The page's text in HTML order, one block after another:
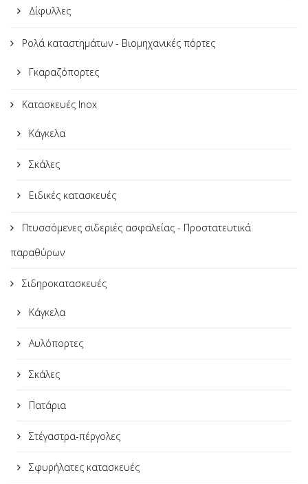
Δίφυλλες
Ρολά καταστημάτων - Βιομηχανικές πόρτες
Γκαραζόπορτες
Κατασκευές Inox
Κάγκελα
Σκάλες
Ειδικές κατασκευές
Πτυσσόμενες σιδεριές ασφαλείας - Προστατευτικά
παραθύρων
Σιδηροκατασκευές
Κάγκελα
Αυλόπορτες
Σκάλες
Πατάρια
Στέγαστρα-πέργολες
Σφυρήλατες κατασκευές